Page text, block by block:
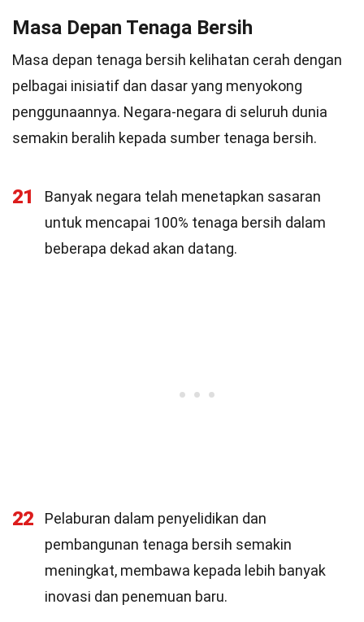
Masa Depan Tenaga Bersih
Masa depan tenaga bersih kelihatan cerah dengan
pelbagai inisiatif dan dasar yang menyokong
penggunaannya. Negara-negara di seluruh dunia
semakin beralih kepada sumber tenaga bersih.
21
Banyak negara telah menetapkan sasaran
untuk mencapai 100% tenaga bersih dalam
beberapa dekad akan datang.
22
Pelaburan dalam penyelidikan dan
pembangunan tenaga bersih semakin
meningkat, membawa kepada lebih banyak
inovasi dan penemuan baru.